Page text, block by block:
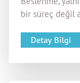
bir süreç değil